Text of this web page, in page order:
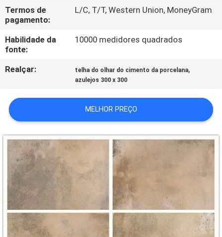
CONTACTE-
NOS
SOLICITE UM
ORÇAMENTO
MAPA
DO
SITE
POLÍTICA
DE
PRIVACIDADE
Termos de
pagamento:
L/C, T/T, Western Union, MoneyGram
Habilidade da
fonte:
10000 medidores quadrados
Realçar: telha do olhar do cimento da porcelana,
azulejos 300 x 300
MELHOR PREÇO